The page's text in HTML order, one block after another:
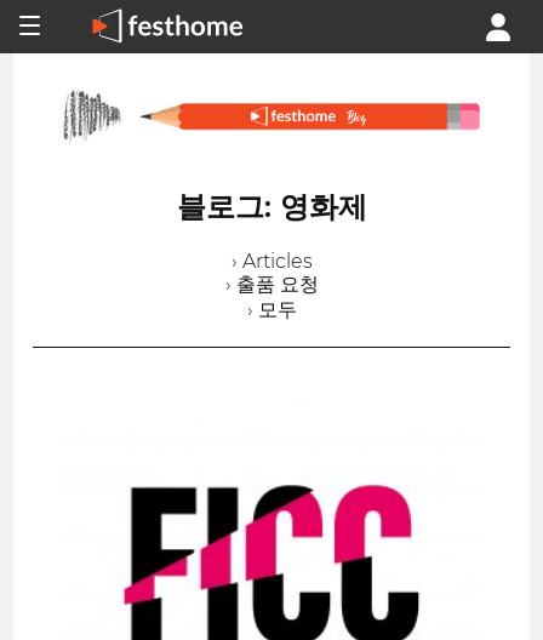
블로그: 영화제
› Articles
› 출품 요청
› 모두